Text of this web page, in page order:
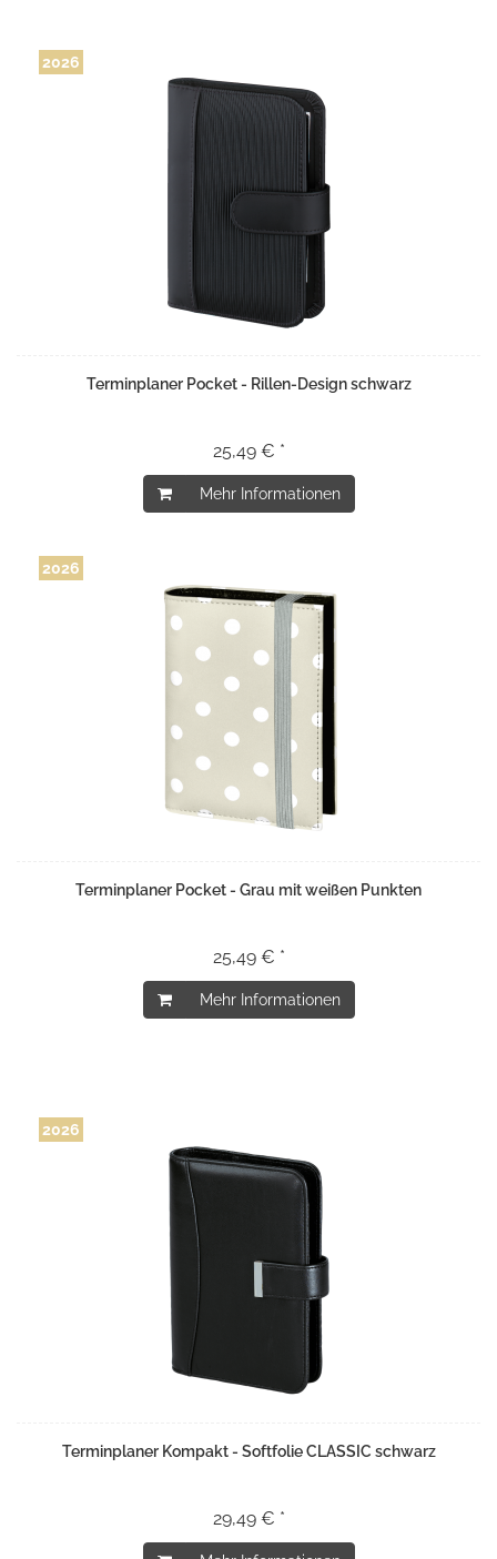
2026
Terminplaner Pocket - Rillen-Design schwarz
25,49 € *
Mehr Informationen
2026
Terminplaner Pocket - Grau mit weißen Punkten
25,49 € *
Mehr Informationen
2026
Terminplaner Kompakt - Softfolie CLASSIC schwarz
29,49 € *